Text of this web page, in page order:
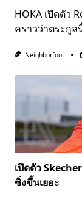
HOKA เปิดตัว
คราวว่าตระกูล
Neighborfoot
เปิดตัว
ซิ่งขึ้นเยอะ